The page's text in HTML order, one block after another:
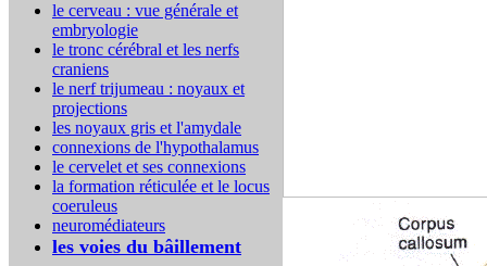
le cerveau : vue générale et
embryologie
le tronc cérébral et les nerfs
craniens
le nerf trijumeau : noyaux et
projections
les noyaux gris et l'amydale
connexions de l'hypothalamus
le cervelet et ses connexions
la formation réticulée et le locus
coeruleus
neuromédiateurs
les voies du bâillement